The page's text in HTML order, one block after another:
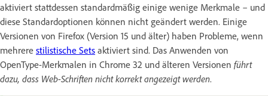
aktiviert stattdessen standardmäßig einige wenige Merkmale – und
diese Standardoptionen können nicht geändert werden. Einige
Versionen von Firefox (Version 15 und älter) haben Probleme, wenn
mehrere stilistische Sets aktiviert sind. Das Anwenden von
OpenType-Merkmalen in Chrome 32 und älteren Versionen führt
dazu, dass Web-Schriften nicht korrekt angezeigt werden.